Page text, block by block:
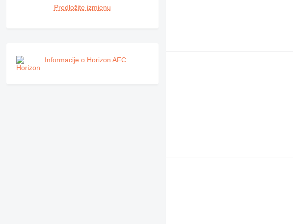
Predložite izmjenu
Informacije o Horizon AFC